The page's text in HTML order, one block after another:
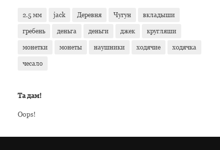
2.5 мм jack Деревня Чугун вкладыши
гребень деньга деньги джек кругляши
монетки монеты наушники ходячие ходячка
чесало
Та дам!
Oops!